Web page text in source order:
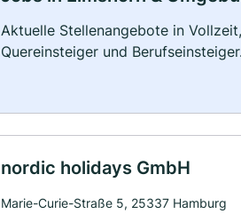
Aktuelle Stellenangebote in
Quereinsteiger und
nordic holidays GmbH
Marie-Curie-Straße 5, 25337 Hamburg